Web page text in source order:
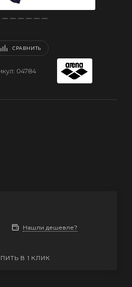
СРАВНИТЬ
04784
Нашли дешевле?
В 1 КЛИК